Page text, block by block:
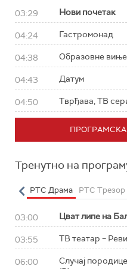
03:29 Нови почетак
04:24 Гастромонад
04:38 Образовне
04:43 Датум
04:50 Тврђава, ТВ
Тренутно на
РТС Драма РТС Трезор
03:00 Цват липе на
03:55 ТВ театар –
06:00
Случај